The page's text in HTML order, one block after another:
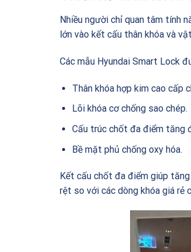
Nhiều người chỉ quan tâm tính
lớn vào kết cấu thân khóa và
Các mẫu Hyundai Smart Lock
Thân khóa hợp kim cao cấp
Lõi khóa cơ chống sao chép.
Cấu trúc chốt đa điểm tăng
Bề mặt phủ chống oxy hóa.
Kết cấu chốt đa điểm giúp
rệt so với các dòng khóa giá rẻ